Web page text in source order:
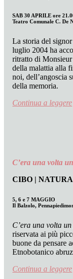
SAB 30 APRILE ore
Teatro Comunale C. De
La storia del
luglio 2004 ha
ritratto di
della malattia alla
noi, dell’angoscia
della memoria.
Continua a leggere
C’era una volta
CIBO | NATURA
5, 6 e 7 MAGGIO
Il Balzolo,
C’era una volta
riservata ai più
buone da pensare
Etnobotanico
Continua a leggere